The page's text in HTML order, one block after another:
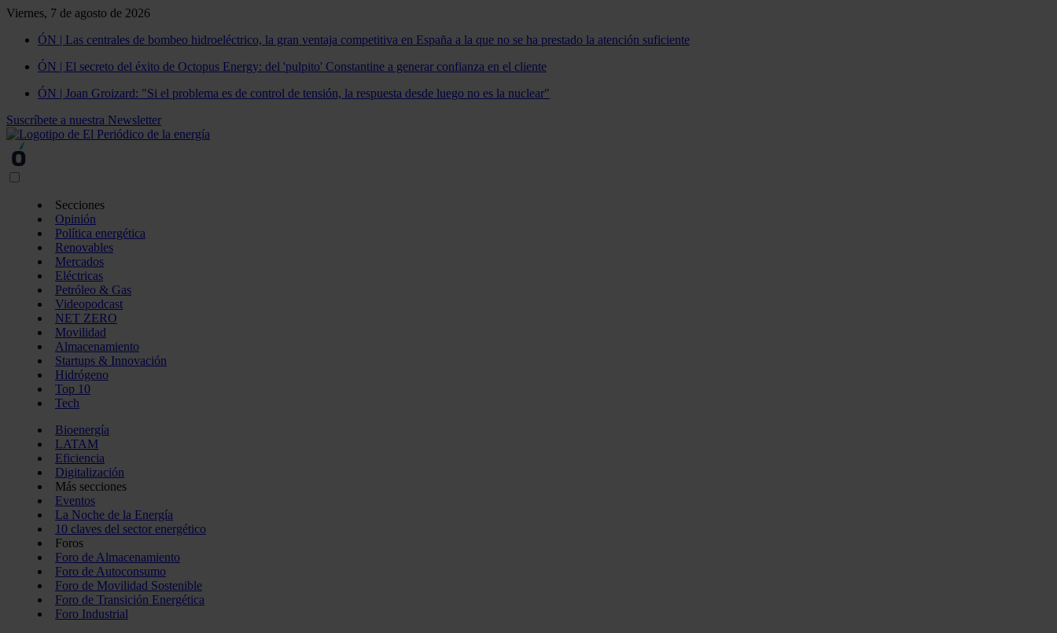
Viernes, 7 de agosto de 2026
ÓN | Las centrales de bombeo hidroeléctrico, la gran ventaja competitiva en España a la que no se ha prestado la atención suficiente
ÓN | El secreto del éxito de Octopus Energy: del 'pulpito' Constantine a generar confianza en el cliente
ÓN | Joan Groizard: "Si el problema es de control de tensión, la respuesta desde luego no es la nuclear"
Suscríbete a nuestra Newsletter
Secciones
Opinión
Política energética
Renovables
Mercados
Eléctricas
Petróleo & Gas
Videopodcast
NET ZERO
Movilidad
Almacenamiento
Startups & Innovación
Hidrógeno
Top 10
Tech
Bioenergía
LATAM
Eficiencia
Digitalización
Más secciones
Eventos
La Noche de la Energía
10 claves del sector energético
Foros
Foro de Almacenamiento
Foro de Autoconsumo
Foro de Movilidad Sostenible
Foro de Transición Energética
Foro Industrial